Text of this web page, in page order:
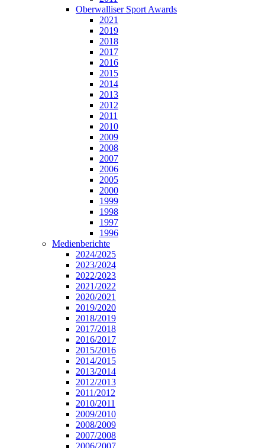
Oberwalliser Sport Awards
2021
2019
2018
2017
2016
2015
2014
2013
2012
2011
2010
2009
2008
2007
2006
2005
2000
1999
1998
1997
1996
Medienberichte
2024/2025
2023/2024
2022/2023
2021/2022
2020/2021
2019/2020
2018/2019
2017/2018
2016/2017
2015/2016
2014/2015
2013/2014
2012/2013
2011/2012
2010/2011
2009/2010
2008/2009
2007/2008